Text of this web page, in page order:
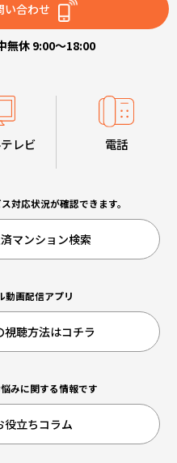
い合わせ
無休 9:00～18:00
レビ 電話
対応状況が確認できます。
マンション検索
動画配信アプリ
視聴方法はコチラ
みに関する情報です
役立ちコラム